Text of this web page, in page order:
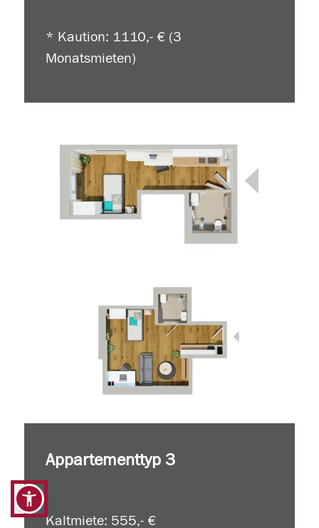
* Kaution: 1110,- € (3
Monatsmieten)
Appartementtyp 3
Kaltmiete: 555,- €